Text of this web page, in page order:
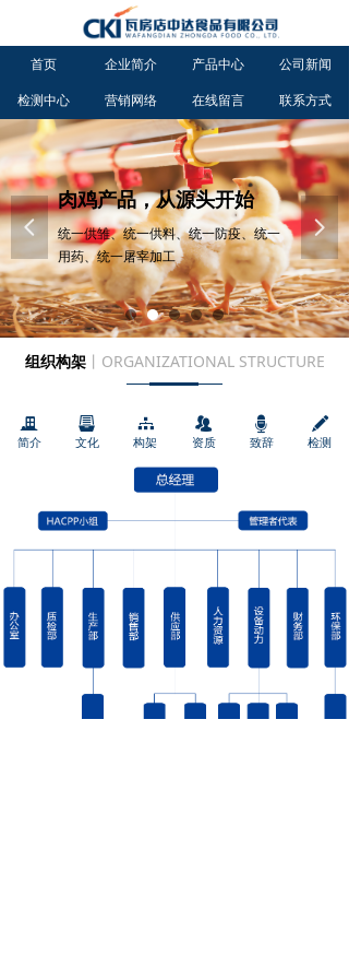
检测中心 营销网络 在线留言 联系方式
首页 企业简介 产品中心 公司新闻
肉鸡产品，从源头开始
统一供雏、统一供料、统一防疫、统一
用药、统一屠宰加工
넳 넲
组织构架丨ORGANIZATIONAL STRUCTURE
끉
简介
뀣
文化
뀒
构架
뀡
资质
뀔
致辞
끨
检测